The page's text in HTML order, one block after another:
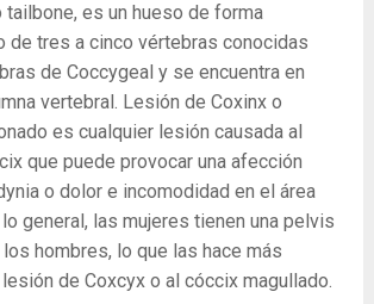
es un hueso de forma
de tres a cinco vértebras conocidas
de Coccygeal y se encuentra en
vertebral. Lesión de Coxinx o
es cualquier lesión causada al
que puede provocar una afección
o dolor e incomodidad en el área
general, las mujeres tienen una pelvis
hombres, lo que las hace más
de Coxcyx o al cóccix magullado.